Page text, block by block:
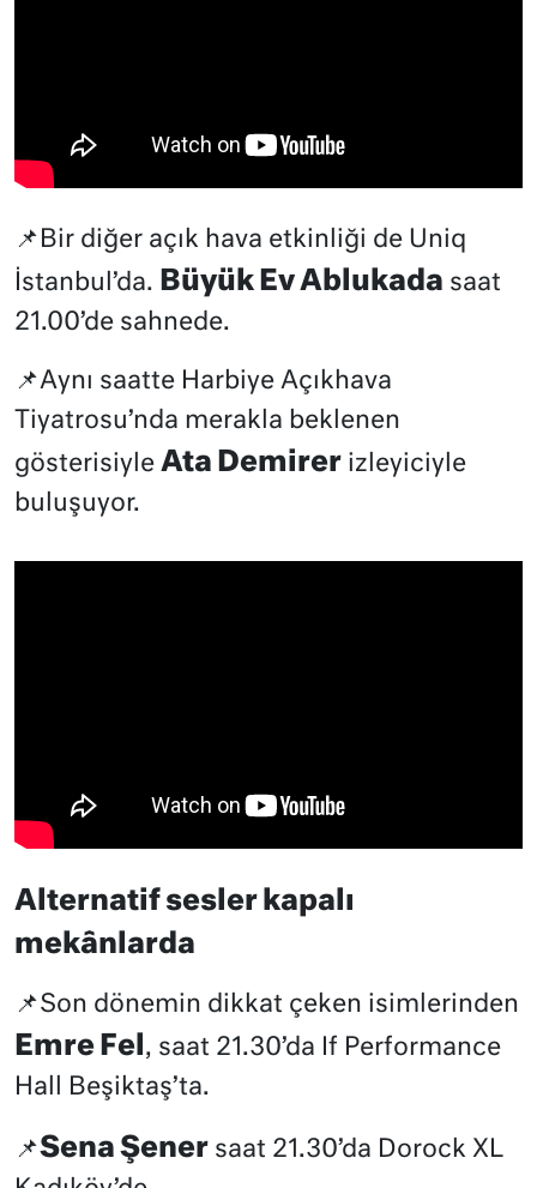
📌Bir diğer açık hava etkinliği de Uniq
İstanbul’da. Büyük Ev Ablukada saat
21.00’de sahnede.
📌Aynı saatte Harbiye Açıkhava
Tiyatrosu’nda merakla beklenen
gösterisiyle Ata Demirer izleyiciyle
buluşuyor.
Alternatif sesler kapalı
mekânlarda
📌Son dönemin dikkat çeken isimlerinden
Emre Fel , saat 21.30’da If Performance
Hall Beşiktaş’ta.
📌Sena Şener saat 21.30’da Dorock XL